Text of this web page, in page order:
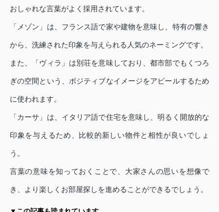
おしゃれな言葉がよく採用されています。
「メゾン」は、フランス語で家や建物を意味し、特有の響き
から、洗練された印象を与えられる人気のネーミングです。
また、「ヴィラ」は別荘を意味しており、都市部でもくつろ
ぎの空間という、ポジティブなイメージをアピールするため
に使われます。
「カーサ」は、イタリア語で住宅を意味し、明るく開放的な
印象を与えるため、比較的新しい物件と相性が良いでしょ
う。
言葉の意味を知っておくことで、大家さんの思いを想像で
き、より楽しくお部屋探しを進めることができるでしょう。